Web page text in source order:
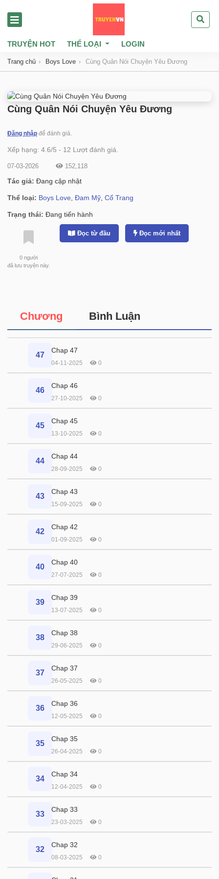
TRUYỆN HOT THỂ LOẠI LOGIN
Trang chủ Boys Love Cùng Quân Nói Chuyện Yêu Đương
Cùng Quân Nói Chuyện Yêu Đương
Đăng nhập để đánh giá.
Xếp hạng: 4.6/5 - 12 Lượt đánh giá.
07-03-2026 152,118
Tác giả: Đang cập nhật
Thể loại: Boys Love Đam Mỹ Cổ Trang
Trạng thái: Đang tiến hành
0 người
đã lưu truyện này.
Đọc từ đầu Đọc mới nhất
Chương Bình Luận
47
Chap 47
04-11-2025 0
46
Chap 46
27-10-2025 0
45
Chap 45
13-10-2025 0
44
Chap 44
28-09-2025 0
43
Chap 43
15-09-2025 0
42
Chap 42
01-09-2025 0
40
Chap 40
27-07-2025 0
39
Chap 39
13-07-2025 0
38
Chap 38
29-06-2025 0
37
Chap 37
26-05-2025 0
36
Chap 36
12-05-2025 0
35
Chap 35
26-04-2025 0
34
Chap 34
12-04-2025 0
33
Chap 33
23-03-2025 0
32
Chap 32
08-03-2025 0